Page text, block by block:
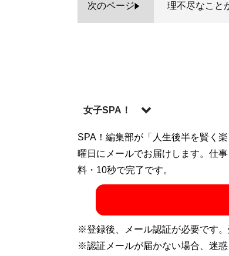
次のページ 理不尽なこと
女子SPA！
女性の本音に迫るWebマガジン『女
恋愛＆結婚、ビューティ、ファッ
当に求める情報をお届けします。
記事一覧へ
SPA！編集部が「人生後半を賢く
曜日にメールでお届けします。仕
料・10秒で完了です。
※登録後、メール認証が必要です
※認証メールが届かない場合、迷